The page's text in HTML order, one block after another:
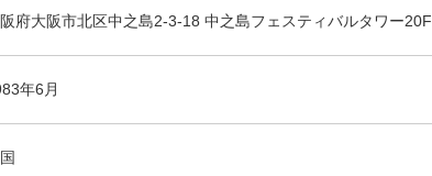
府大阪市北区中之島2-3-18 中之島フェスティバルタワー20F
年6月